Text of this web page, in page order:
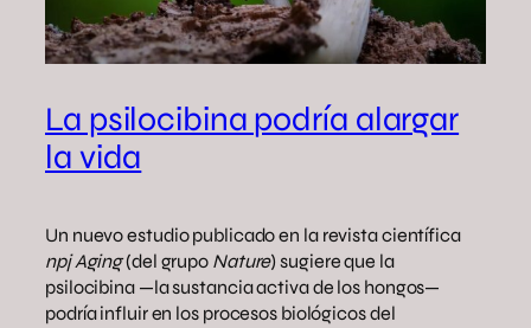
La psilocibina podría alargar
la vida
Un nuevo estudio publicado en la revista científica
npj Aging(del grupo Nature) sugiere que la
psilocibina —la sustancia activa de los hongos—
podría influir en los procesos biológicos del